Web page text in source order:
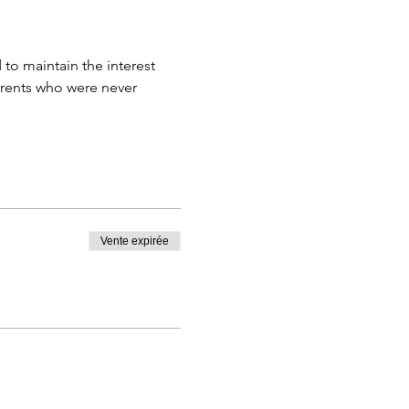
to maintain the interest
who were never
Vente expirée